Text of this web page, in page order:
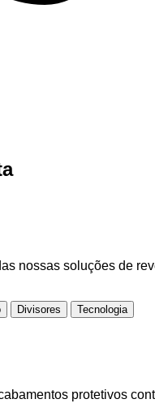
nossas soluções de
Divisores Tecnologia
protetivos